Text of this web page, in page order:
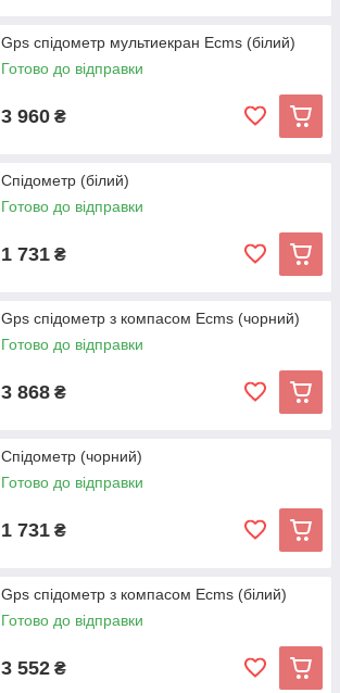
Gps спідометр мультиекран Ecms (білий)
Готово до відправки
3 960 ₴
Спідометр (білий)
Готово до відправки
1 731 ₴
Gps спідометр з компасом Ecms (чорний)
Готово до відправки
3 868 ₴
Спідометр (чорний)
Готово до відправки
1 731 ₴
Gps спідометр з компасом Ecms (білий)
Готово до відправки
3 552 ₴